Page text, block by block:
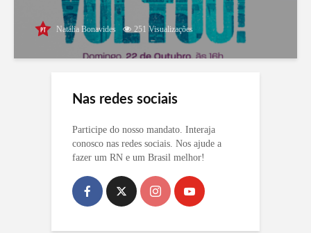
Natália Bonavides 251 Visualizações
Nas redes sociais
Participe do nosso mandato. Interaja
conosco nas redes sociais. Nos ajude a
fazer um RN e um Brasil melhor!